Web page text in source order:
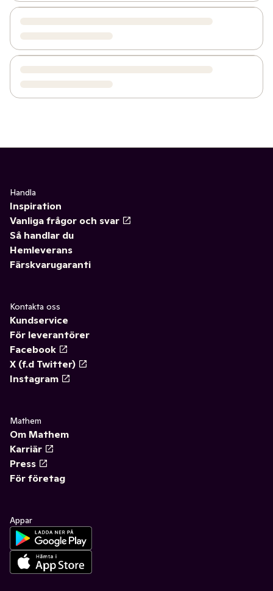
Handla
Inspiration
Vanliga frågor och svar
Så handlar du
Hemleverans
Färskvarugaranti
Kontakta oss
Kundservice
För leverantörer
Facebook
X (f.d Twitter)
Instagram
Mathem
Om Mathem
Karriär
Press
För företag
Appar